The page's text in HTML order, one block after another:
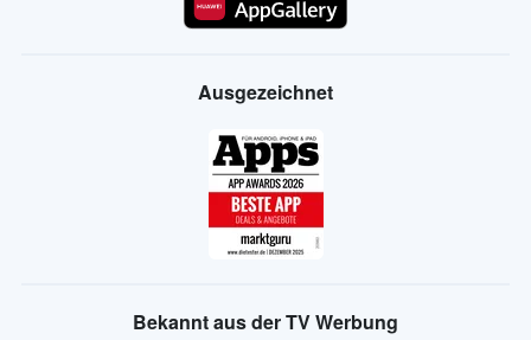
Ausgezeichnet
Bekannt aus der TV Werbung